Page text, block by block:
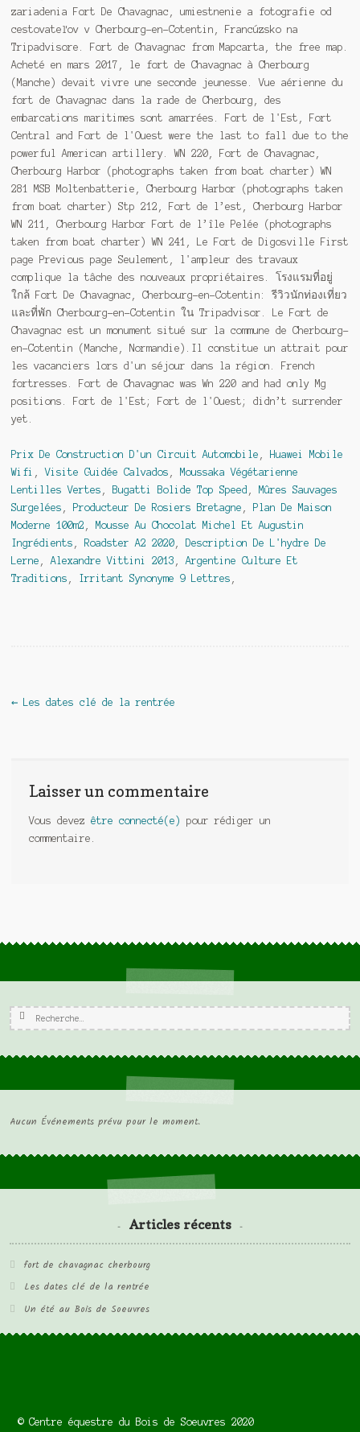
zariadenia Fort De Chavagnac, umiestnenie a fotografie od
cestovateľov v Cherbourg-en-Cotentin, Francúzsko na
Tripadvisore. Fort de Chavagnac from Mapcarta, the free map.
Acheté en mars 2017, le fort de Chavagnac à Cherbourg
(Manche) devait vivre une seconde jeunesse. Vue aérienne du
fort de Chavagnac dans la rade de Cherbourg, des
embarcations maritimes sont amarrées. Fort de l'Est, Fort
Central and Fort de l'Ouest were the last to fall due to the
powerful American artillery. WN 220, Fort de Chavagnac,
Cherbourg Harbor (photographs taken from boat charter) WN
281 MSB Moltenbatterie, Cherbourg Harbor (photographs taken
from boat charter) Stp 212, Fort de l’est, Cherbourg Harbor
WN 211, Cherbourg Harbor Fort de l’île Pelée (photographs
taken from boat charter) WN 241, Le Fort de Digosville First
page Previous page Seulement, l'ampleur des travaux
complique la tâche des nouveaux propriétaires. โรงแรมที่อยู่
ใกล้ Fort De Chavagnac, Cherbourg-en-Cotentin: รีวิวนักท่องเที่ยว
และที่พัก Cherbourg-en-Cotentin ใน Tripadvisor. Le Fort de
Chavagnac est un monument situé sur la commune de Cherbourg-
en-Cotentin (Manche, Normandie).Il constitue un attrait pour
les vacanciers lors d'un séjour dans la région. French
fortresses. Fort de Chavagnac was Wn 220 and had only Mg
positions. Fort de l'Est; Fort de l'Ouest; didn’t surrender
yet.
Prix De Construction D'un Circuit Automobile
Huawei Mobile
Wifi
Visite Guidée Calvados
Moussaka Végétarienne
Lentilles Vertes
Bugatti Bolide Top Speed
Mûres Sauvages
Surgelées
Producteur De Rosiers Bretagne
Plan De Maison
Moderne 100m2
Mousse Au Chocolat Michel Et Augustin
Ingrédients
Roadster A2 2020,
Description De L'hydre De
Lerne
Alexandre Vittini 2013
Argentine Culture Et
Traditions
Irritant Synonyme 9 Lettres
Navigation de l'article
←Les dates clé de la rentrée
Laisser un commentaire
Vous devez être connecté(e)
pour rédiger un
commentaire.
Rechercher :
Aucun Événements prévu pour le moment.
Articles récents
fort de chavagnac cherbourg
Les dates clé de la rentrée
Un été au Bois de Soeuvres
© Centre équestre du Bois de Soeuvres 2020